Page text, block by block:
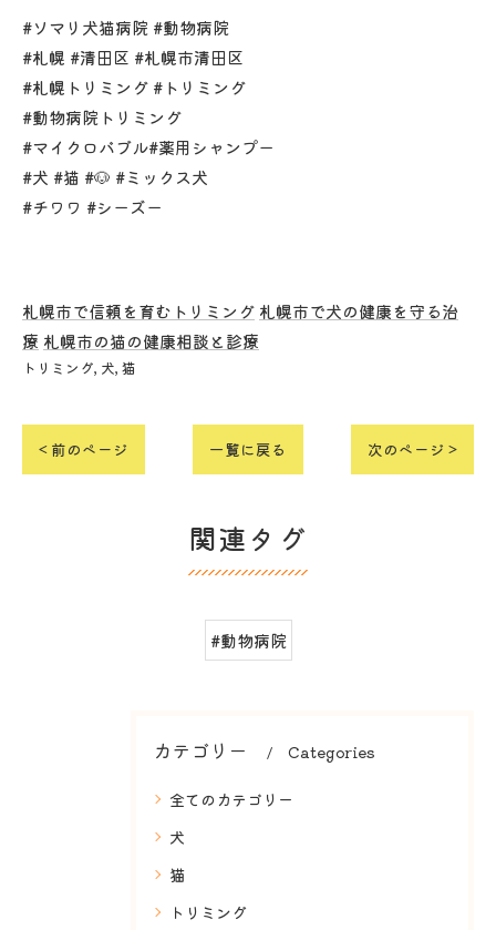
#ソマリ犬猫病院 #動物病院
#札幌 #清田区 #札幌市清田区
#札幌トリミング #トリミング
#動物病院トリミング
#マイクロバブル#薬用シャンプー
#犬 #猫 #🐶 #ミックス犬
#チワワ #シーズー
札幌市で信頼を育むトリミング 札幌市で犬の健康を守る治
療 札幌市の猫の健康相談と診療
トリミング 犬 猫
< 前のページ 一覧に戻る 次のページ >
関連タグ
#動物病院
カテゴリー Categories
全てのカテゴリー
犬
猫
トリミング